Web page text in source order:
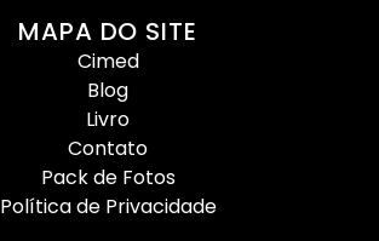
MAPA DO SITE
Cimed
Blog
Livro
Contato
Pack de Fotos
Política de Privacidade